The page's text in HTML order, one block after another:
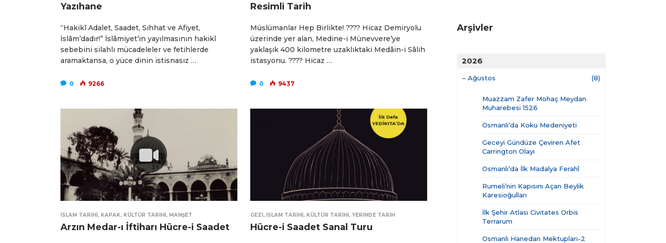
Yazıhane
“Hakikî Adalet, Saadet, Sıhhat ve Afiyet,
İslâm’dadır!” İslâmiyet’in yayılmasının hakikî
sebebini silahlı mücadeleler ve fetihlerde
aramaktansa, o yüce dinin istisnasız …
0 9266
Resimli Tarih
Müslümanlar Hep Birlikte! ???? Hicaz Demiryolu
üzerinde yer alan, Medine-i Münevvere’ye
yaklaşık 400 kilometre uzaklıktaki Medâin-i Sâlih
istasyonu. ???? Hicaz …
0 9437
İSLAM TARIHI, KAPAK, KÜLTÜR TARIHI, MANŞET
Arzın Medar-ı İftiharı Hücre-i Saadet
GEZI, İSLAM TARIHI, KÜLTÜR TARIHI,YERINDE TARIH
Hücre-i Saadet Sanal Turu
Arşivler
2026
– Ağustos (8)
Muazzam Zafer Mohaç Meydan
Muharebesi 1526
Osmanlı’da Koku Medeniyeti
Geceyi Gündüze Çeviren Afet
Carrington Olayı
Osmanlı’da İlk Madalya Ferahî
Rumeli’nin Kapısını Açan Beylik
Karesioğulları
İlk Şehir Atlası Civitates Orbis
Terrarum
Osmanlı Hanedan Mektupları-2